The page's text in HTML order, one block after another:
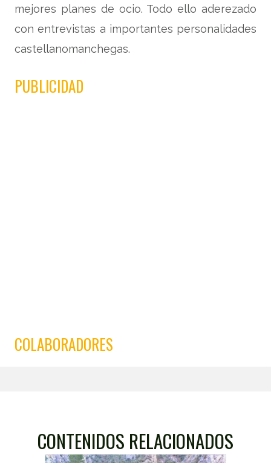
mejores planes de ocio. Todo ello aderezado
con entrevistas a importantes personalidades
castellanomanchegas.
PUBLICIDAD
COLABORADORES
CONTENIDOS RELACIONADOS